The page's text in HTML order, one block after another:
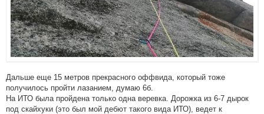
Дальше еще 15 метров прекрасного оффвида, который тоже
получилось пройти лазанием, думаю 6б.
На ИТО была пройдена только одна веревка. Дорожка из 6-7 дырок
под скайхуки (это был мой дебют такого вида ИТО), ведет к